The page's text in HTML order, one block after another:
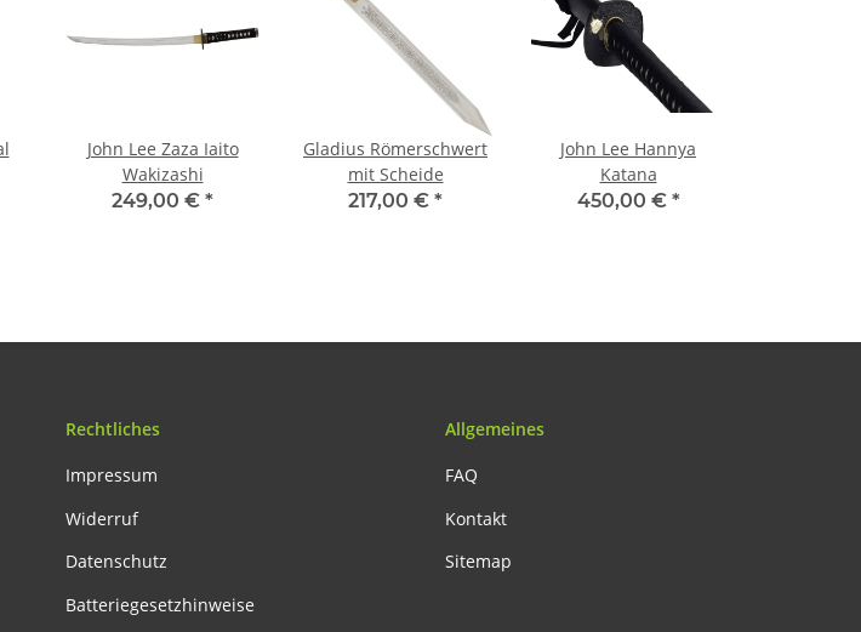
John Lee Zaza Iaito
Wakizashi
249,00 € *
Gladius Römerschwert
mit Scheide
217,00 € *
John Lee Hannya
Katana
450,00 € *
Rechtliches
Impressum
Widerruf
Datenschutz
Batteriegesetzhinweise
Allgemeines
FAQ
Kontakt
Sitemap